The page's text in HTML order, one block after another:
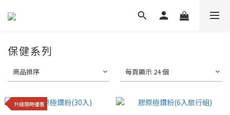
保健系列
商品排序 每頁顯示 24 個
升級限時優惠